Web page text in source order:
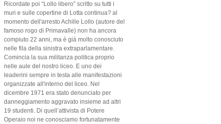
Ricordate poi “Lollo libero” scritto su tutti i
muri e sulle copertine di Lotta continua? al
momento dell'arresto Achille Lollo (autore del
famoso rogo di Primavalle) non ha ancora
compiuto 22 anni, ma è già molto conosciuto
nelle fila della sinistra extraparlamentare.
Comincia la sua militanza politica proprio
nelle aule del nostro liceo. E uno dei
leaderini sempre in testa alle manifestazioni
organizzate all'interno del liceo. Nel
dicembre 1971 era stato denunciato per
danneggiamento aggravato insieme ad altri
19 studenti. Di quell’attivista di Potere
Operaio noi ne conosciamo fortunatamente